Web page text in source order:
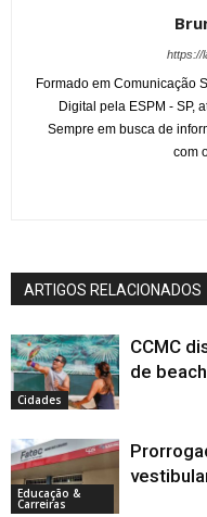
https://
Formado em Comunicação
Digital pela ESPM - SP,
Sempre em busca de
com
ARTIGOS RELACIONADOS
Cidades
CCMC
de
Educação &
Carreiras